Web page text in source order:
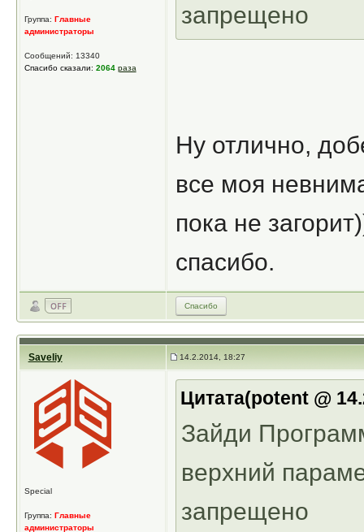
Группа: Главные
администраторы
Сообщений: 13340
Спасибо сказали: 2064 раза
запрещено
Ну отлично,
все моя
пока не
спасибо.
Спасибо
Saveliy 14.2.2014, 18:27
Special
Группа: Главные
администраторы
Цитата(potent @
Зайди
верхний
запрещено